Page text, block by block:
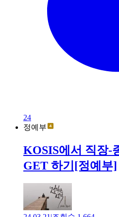
24
정예부
KOSIS에서 직장-
GET 하기[정예부]